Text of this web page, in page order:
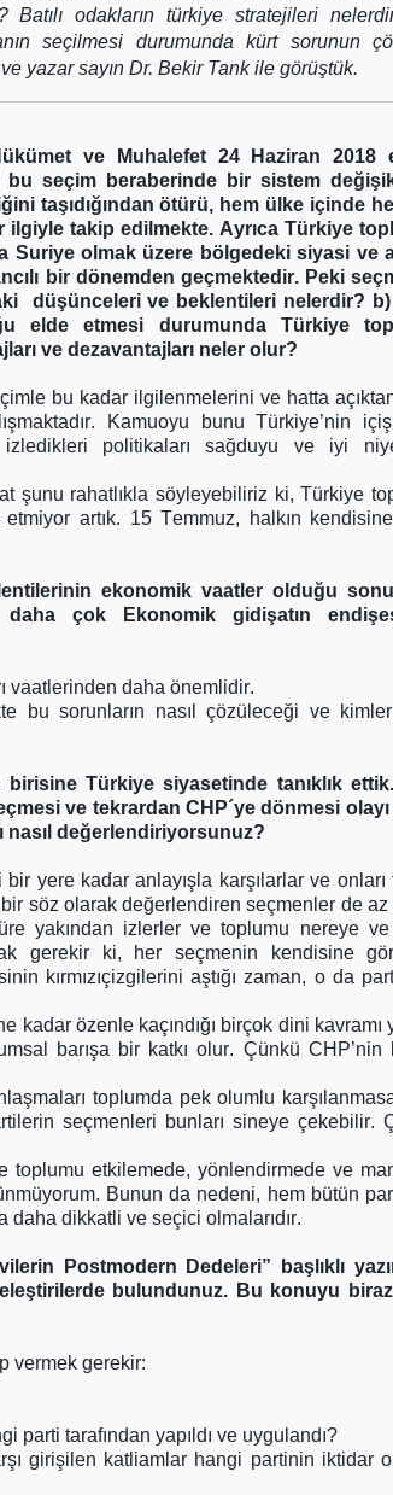
odakların türkiye stratejileri
seçilmesi durumunda kürt sorunun
yazar sayın Dr. Bekir Tank ile görüştük.
ve Muhalefet 24 Haziran 2018
bu seçim beraberinde bir sistem
taşıdığından ötürü, hem ülke içinde
ilgiyle takip edilmekte. Ayrıca Türkiye
Suriye olmak üzere bölgedeki siyasi ve
bir dönemden geçmektedir. Peki
düşünceleri ve beklentileri nelerdir?
elde etmesi durumunda Türkiye
ve dezavantajları neler olur?
bu kadar ilgilenmelerini ve hatta
Kamuoyu bunu Türkiye’nin
izledikleri politikaları sağduyu ve iyi
şunu rahatlıkla söyleyebiliriz ki, Türkiye
artık. 15 Temmuz, halkın
ekonomik vaatler olduğu
çok Ekonomik gidişatın
vaatlerinden daha önemlidir.
bu sorunların nasıl çözüleceği ve
Türkiye siyasetinde tanıklık
ve tekrardan CHP´ye dönmesi
nasıl değerlendiriyorsunuz?
yere kadar anlayışla karşılarlar ve onları
söz olarak değerlendiren seçmenler de az
yakından izlerler ve toplumu nereye ve
gerekir ki, her seçmenin kendisine
kırmızıçizgilerini aştığı zaman, o da
özenle kaçındığı birçok dini kavramı
barışa bir katkı olur. Çünkü CHP’nin
toplumda pek olumlu
seçmenleri bunları sineye çekebilir.
toplumu etkilemede, yönlendirmede ve
Bunun da nedeni, hem bütün
dikkatli ve seçici olmalarıdır.
Postmodern Dedeleri” başlıklı
bulundunuz. Bu konuyu
vermek gerekir:
parti tarafından yapıldı ve uygulandı?
girişilen katliamlar hangi partinin iktidar